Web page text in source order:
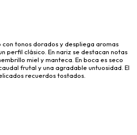
tonos dorados y despliega aromas
perfil clásico. En nariz se destacan notas
miel y manteca. En boca es seco
frutal y una agradable untuosidad. El
recuerdos tostados.